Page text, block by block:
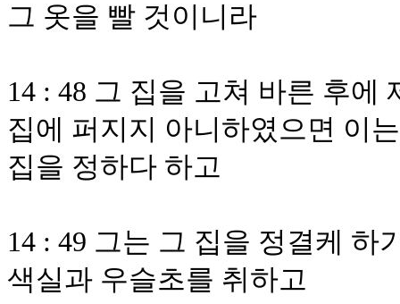
그 옷을 빨 것이니라
14 : 48 그 집을 고쳐 바른 후
집에 퍼지지 아니하였으면 이
집을 정하다 하고
14 : 49 그는 그 집을 정결케 하
색실과 우슬초를 취하고